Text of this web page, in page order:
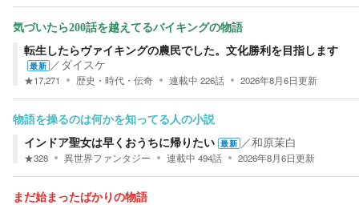
気づいたら200話を越えてるバイキングの物語
転生したらヴァイキングの農民でした。文化勝利を目指します
最新 ／ ダイスケ
★17,271 歴史・時代・伝奇 連載中 226話 2026年8月6日更新
物語を操るのは何かを知ってる人の小説
インドア聖女は早くおうちに帰りたい 最新 ／和原茉白
★328 異世界ファンタジー 連載中 494話 2026年8月6日更新
まだ始まったばかりの物語